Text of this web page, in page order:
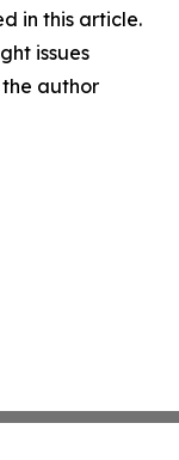
in this article.
issues
author